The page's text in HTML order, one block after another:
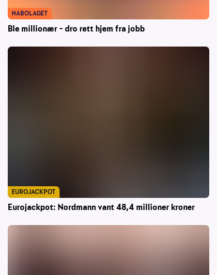
Ble millionær – dro rett hjem fra jobb
NABOLAGET
Eurojackpot: Nordmann vant 48,4 millioner kroner
EUROJACKPOT